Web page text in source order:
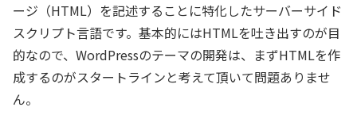
ージ（HTML）を記述することに特化したサーバーサイド
スクリプト言語です。基本的にはHTMLを吐き出すのが目
的なので、WordPressのテーマの開発は、まずHTMLを作
成するのがスタートラインと考えて頂いて問題ありませ
ん。